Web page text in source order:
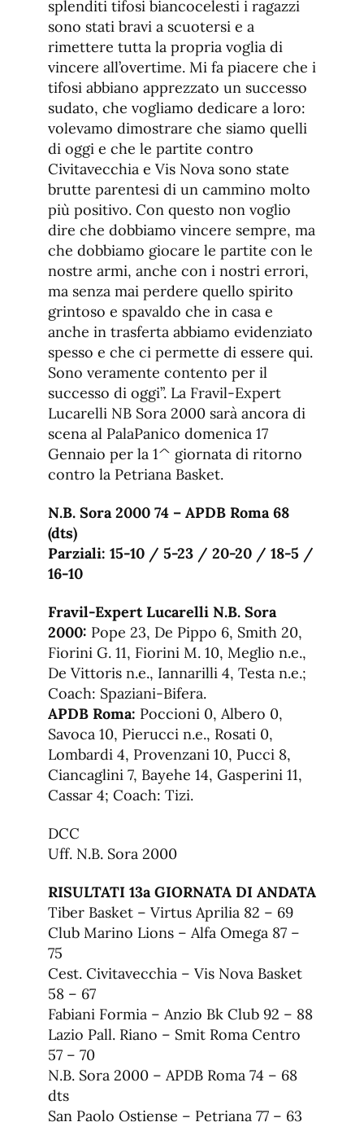
splenditi tifosi biancocelesti i ragazzi
sono stati bravi a scuotersi e a
rimettere tutta la propria voglia di
vincere all’overtime. Mi fa piacere che i
tifosi abbiano apprezzato un successo
sudato, che vogliamo dedicare a loro:
volevamo dimostrare che siamo quelli
di oggi e che le partite contro
Civitavecchia e Vis Nova sono state
brutte parentesi di un cammino molto
più positivo. Con questo non voglio
dire che dobbiamo vincere sempre, ma
che dobbiamo giocare le partite con le
nostre armi, anche con i nostri errori,
ma senza mai perdere quello spirito
grintoso e spavaldo che in casa e
anche in trasferta abbiamo evidenziato
spesso e che ci permette di essere qui.
Sono veramente contento per il
successo di oggi”. La Fravil-Expert
Lucarelli NB Sora 2000 sarà ancora di
scena al PalaPanico domenica 17
Gennaio per la 1^ giornata di ritorno
contro la Petriana Basket.
N.B. Sora 2000 74 – APDB Roma 68
(dts)
Parziali: 15-10 / 5-23 / 20-20 / 18-5 /
16-10
Fravil-Expert Lucarelli N.B. Sora
2000: Pope 23, De Pippo 6, Smith 20,
Fiorini G. 11, Fiorini M. 10, Meglio n.e.,
De Vittoris n.e., Iannarilli 4, Testa n.e.;
Coach: Spaziani-Bifera.
APDB Roma: Poccioni 0, Albero 0,
Savoca 10, Pierucci n.e., Rosati 0,
Lombardi 4, Provenzani 10, Pucci 8,
Ciancaglini 7, Bayehe 14, Gasperini 11,
Cassar 4; Coach: Tizi.
DCC
Uff. N.B. Sora 2000
RISULTATI 13a GIORNATA DI ANDATA
Tiber Basket – Virtus Aprilia 82 – 69
Club Marino Lions – Alfa Omega 87 –
75
Cest. Civitavecchia – Vis Nova Basket
58 – 67
Fabiani Formia – Anzio Bk Club 92 – 88
Lazio Pall. Riano – Smit Roma Centro
57 – 70
N.B. Sora 2000 – APDB Roma 74 – 68
dts
San Paolo Ostiense – Petriana 77 – 63